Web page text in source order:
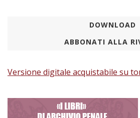
DOWNLOAD
ABBONATI ALLA
Versione digitale acquistabile su